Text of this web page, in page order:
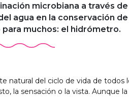
microbiana a través de
agua en la conservación
muchos: el hidrómetro.
natural del ciclo de vida de todos
la sensación o la vista. Aunque